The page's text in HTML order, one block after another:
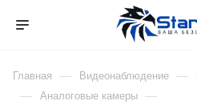
Главная — Видеонаблюдение —
— Аналоговые камеры —